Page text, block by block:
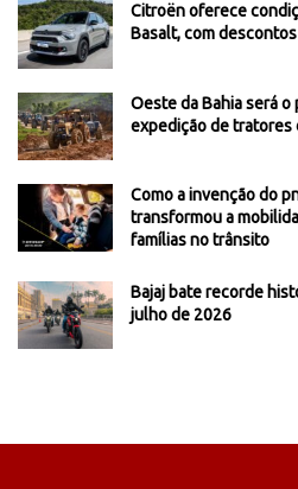
Citroën oferece
Basalt, com
Oeste da Bahia será
expedição de tratores
Como a invenção do
transformou a
famílias no trânsito
Bajaj bate recorde
julho de 2026